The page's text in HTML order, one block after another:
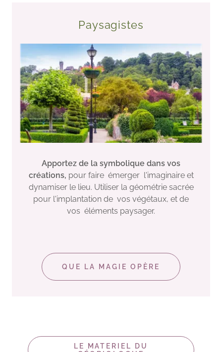
Paysagistes
Apportez de la symbolique dans vos
créations, pour faire émerger l'imaginaire et
dynamiser le lieu. Utiliser la géométrie sacrée
pour l'implantation de vos végétaux, et de
vos éléments paysager.
QUE LA MAGIE OPÈRE
LE MATERIEL DU